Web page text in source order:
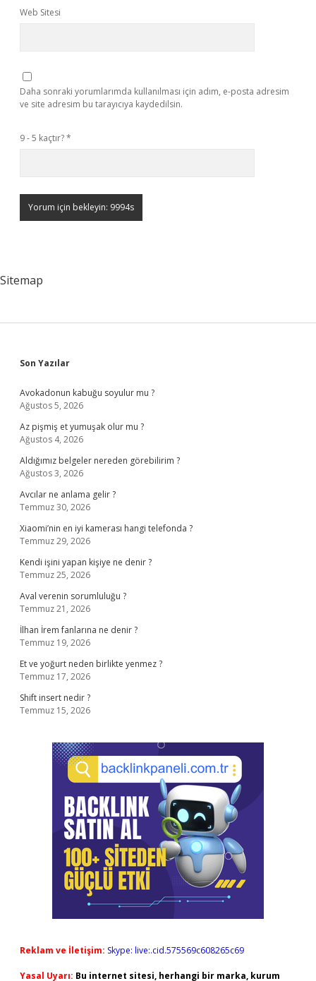
Web Sitesi
Daha sonraki yorumlarımda kullanılması için adım, e-posta adresim
ve site adresim bu tarayıcıya kaydedilsin.
9 - 5 kaçtır?*
Sitemap
Sidebar
Son Yazılar
Avokadonun kabuğu soyulur mu ?
Ağustos 5, 2026
Az pişmiş et yumuşak olur mu ?
Ağustos 4, 2026
Aldığımız belgeler nereden görebilirim ?
Ağustos 3, 2026
Avcılar ne anlama gelir ?
Temmuz 30, 2026
Xiaomi’nin en iyi kamerası hangi telefonda ?
Temmuz 29, 2026
Kendi işini yapan kişiye ne denir ?
Temmuz 25, 2026
Aval verenin sorumluluğu ?
Temmuz 21, 2026
İlhan İrem fanlarına ne denir ?
Temmuz 19, 2026
Et ve yoğurt neden birlikte yenmez ?
Temmuz 17, 2026
Shift insert nedir ?
Temmuz 15, 2026
Reklam ve İletişim: Skype: live:.cid.575569c608265c69
Yasal Uyarı: Bu internet sitesi, herhangi bir marka, kurum